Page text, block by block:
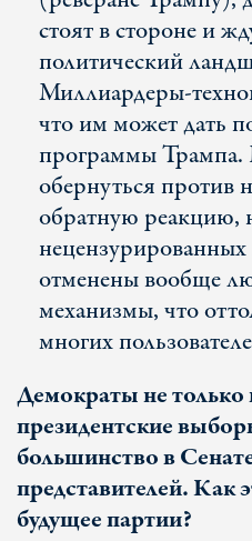
стоят в стороне и
политический
Миллиардеры-
что им может дать
программы
обернуться против
обратную реакцию,
отменены вообще
механизмы, что
многих
Демократы не только
президентские
большинство в
представителей. Как
будущее партии?